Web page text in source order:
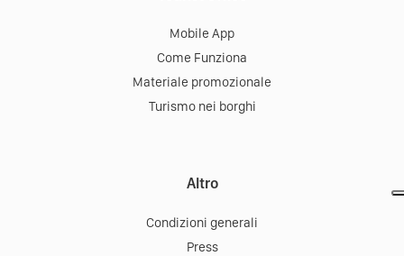
Mobile App
Come Funziona
Materiale promozionale
Turismo nei borghi
Altro
Condizioni generali
Press